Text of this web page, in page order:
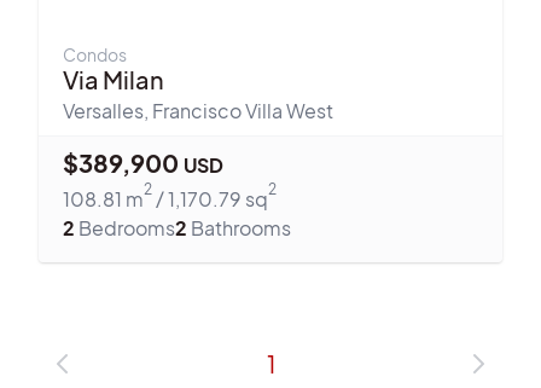
Condos
Via Milan
Versalles, Francisco Villa West
$389,900 USD
108.81 m2 /1,170.79 sq2
2 Bedrooms2 Bathrooms
1